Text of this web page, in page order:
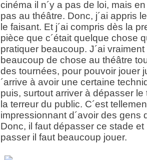
cinéma il n´y a pas de loi, mais
pas au théâtre. Donc, j´ai appris
le faisant. Et j´ai compris dès la
pièce que c´était quelque chose
pratiquer beaucoup. J´ai vraiment
beaucoup de chose au théâtre
des tournées, pour pouvoir jouer
´arrive à avoir une certaine
puis, surtout arriver à dépasser le
la terreur du public. C´est
impressionnant d´avoir des gens
Donc, il faut dépasser ce stade et
passer il faut beaucoup jouer.